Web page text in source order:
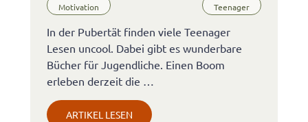
Motivation Teenager
In der Pubertät finden viele Teenager
Lesen uncool. Dabei gibt es wunderbare
Bücher für Jugendliche. Einen Boom
erleben derzeit die …
ARTIKEL LESEN